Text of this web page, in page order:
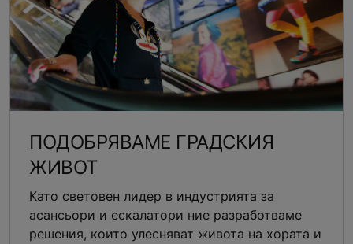
ПОДОБРЯВАМЕ ГРАДСКИЯ
ЖИВОТ
Като световен лидер в индустрията за
асансьори и ескалатори ние разработваме
решения, които улесняват живота на хората и